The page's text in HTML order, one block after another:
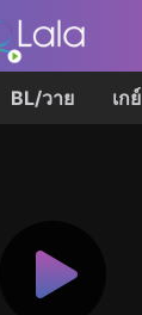
BL/วาย เกย์